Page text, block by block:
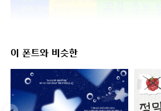
이 폰트와 비슷한